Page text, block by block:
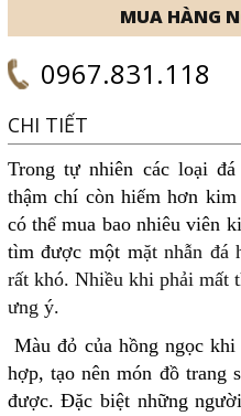
0967.831.118
CHI TIẾT
Trong tự nhiên các loại
thậm chí còn hiếm hơn
có thể mua bao nhiêu viên
tìm được một mặt nhẫn đá
rất khó. Nhiều khi phải mất
ưng ý.
Màu đỏ của hồng ngọc
hợp, tạo nên món đồ trang
được. Đặc biệt những